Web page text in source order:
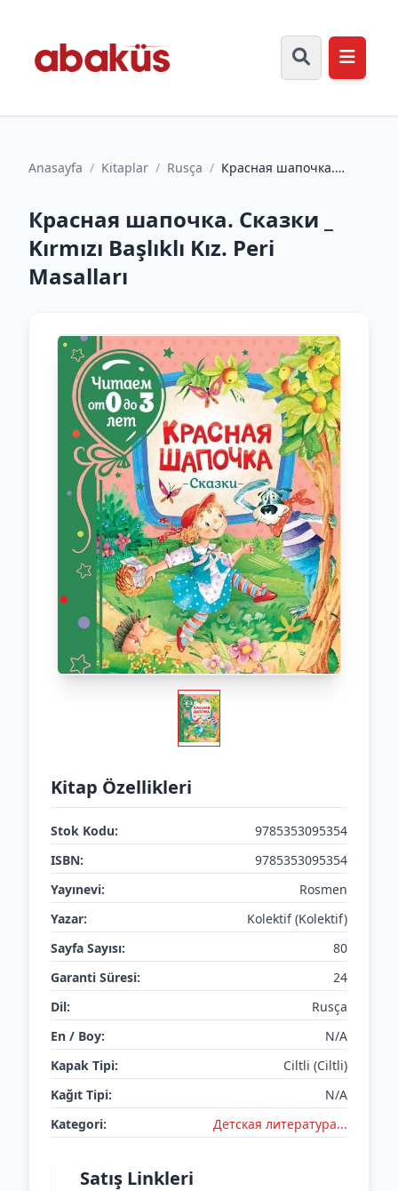
Anasayfa / Kitaplar / Rusça / Красная шапочка.
Красная шапочка. Сказки _
Kırmızı Başlıklı Kız. Peri
Masalları
Kitap Özellikleri
Stok Kodu:
9785353095354
ISBN:
9785353095354
Yayınevi:
Rosmen
Yazar:
Kolektif (Kolektif)
Sayfa Sayısı:
80
Garanti Süresi:
24
Dil:
Rusça
En / Boy:
N/A
Kapak Tipi:
Ciltli (Ciltli)
Kağıt Tipi:
N/A
Kategori:
Детская литератураㅤㅤㅤ...
Satış Linkleri